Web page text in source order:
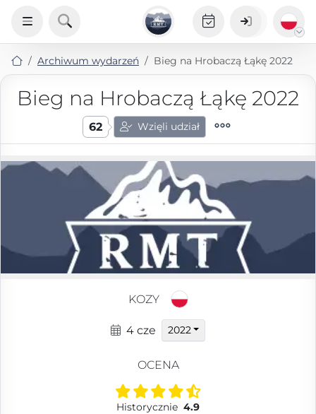
Archiwum wydarzeń Bieg na Hrobaczą Łąkę 2022
Bieg na Hrobaczą Łąkę 2022
62 Wzięli udział
KOZY
4 cze 2022
OCENA
Historycznie 4.9